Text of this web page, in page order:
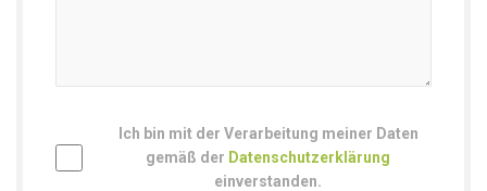
Ich bin mit der Verarbeitung meiner Daten
gemäß der Datenschutzerklärung
einverstanden.